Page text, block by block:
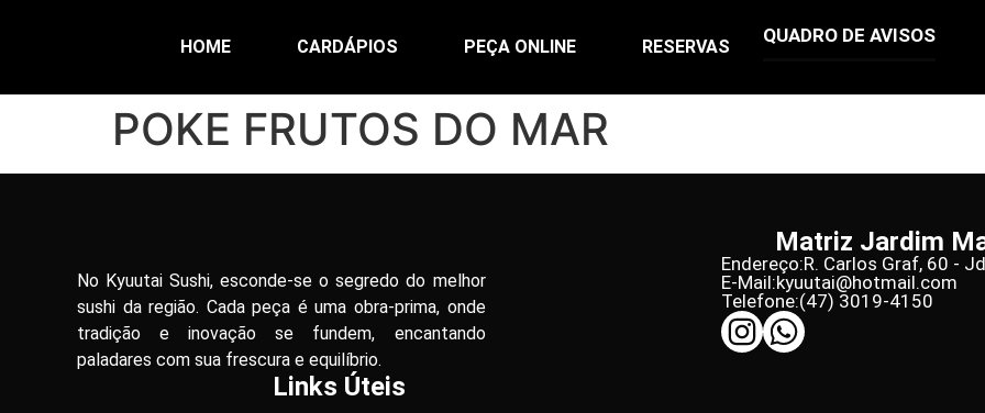
HOME CARDÁPIOS PEÇA ONLINE RESERVAS
QUADRO DE AVISOS
POKE FRUTOS DO MAR
No Kyuutai Sushi, esconde-se o segredo do melhor
sushi da região. Cada peça é uma obra-prima, onde
tradição e inovação se fundem, encantando
paladares com sua frescura e equilíbrio.
Links Úteis
Matriz Jardim
Endereço:R. Carlos Graf, 60 -
E-Mail:kyuutai@hotmail.com
Telefone:(47) 3019-4150